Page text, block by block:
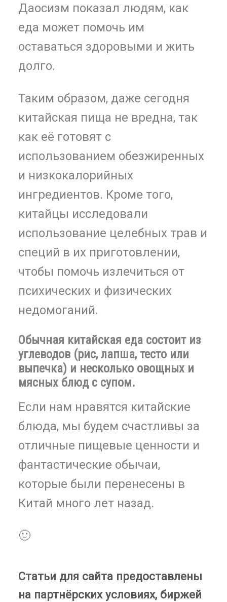
Даосизм показал людям, как
еда может помочь им
оставаться здоровыми и жить
долго.
Таким образом, даже сегодня
китайская пища не вредна, так
как её готовят с
использованием обезжиренных
и низкокалорийных
ингредиентов. Кроме того,
китайцы исследовали
использование целебных трав и
специй в их приготовлении,
чтобы помочь излечиться от
психических и физических
недомоганий.
Обычная китайская еда состоит из
углеводов (рис, лапша, тесто или
выпечка) и несколько овощных и
мясных блюд с супом.
Если нам нравятся китайские
блюда, мы будем счастливы за
отличные пищевые ценности и
фантастические обычаи,
которые были перенесены в
Китай много лет назад.
🙂
Статьи для сайта предоставлены
на партнёрских условиях, биржей